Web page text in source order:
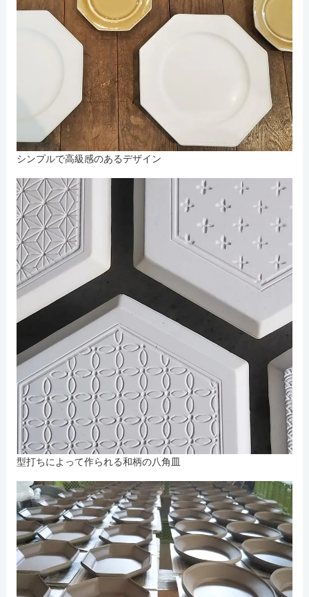
シンプルで高級感のあるデザイン
型打ちによって作られる和柄の八角皿